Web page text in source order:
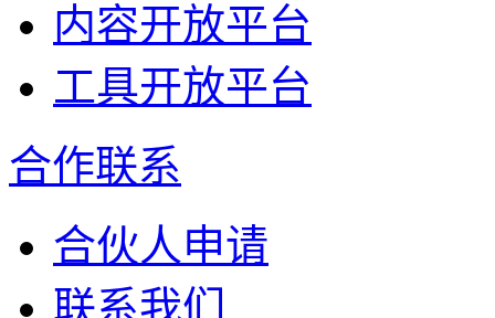
内容开放平台
工具开放平台
合作联系
合伙人申请
联系我们